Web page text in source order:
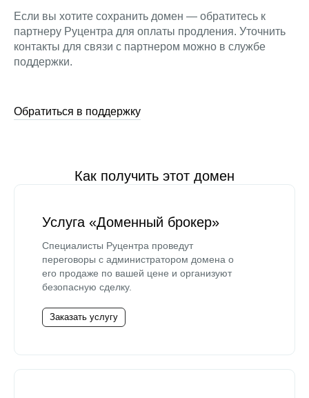
Если вы хотите сохранить домен — обратитесь к
партнеру Руцентра для оплаты продления. Уточнить
контакты для связи с партнером можно в службе
поддержки.
Обратиться в поддержку
Как получить этот домен
Услуга «Доменный брокер»
Специалисты Руцентра проведут
переговоры с администратором домена о
его продаже по вашей цене и организуют
безопасную сделку.
Заказать услугу